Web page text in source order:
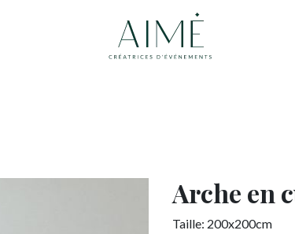
Arche en
Taille: 200x200cm